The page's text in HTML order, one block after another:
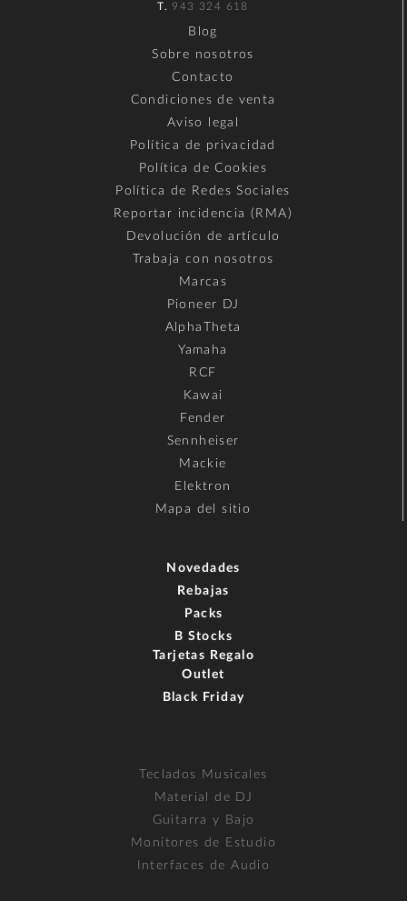
T. 943 324 618
Blog
Sobre nosotros
Contacto
Condiciones de venta
Aviso legal
Política de privacidad
Política de Cookies
Política de Redes Sociales
Reportar incidencia (RMA)
Devolución de artículo
Trabaja con nosotros
Marcas
Pioneer DJ
AlphaTheta
Yamaha
RCF
Kawai
Fender
Sennheiser
Mackie
Elektron
Mapa del sitio
Novedades
Rebajas
Packs
B Stocks
Tarjetas Regalo
Outlet
Black Friday
Teclados Musicales
Material de DJ
Guitarra y Bajo
Monitores de Estudio
Interfaces de Audio